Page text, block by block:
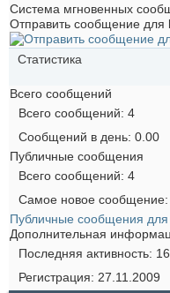
Система мгновенных
Отправить сообщение для
Статистика
Всего сообщений
Всего сообщений 4
Сообщений в день 0.00
Публичные сообщения
Всего сообщений 4
Самое новое сообщение
Публичные сообщения
Дополнительная
Последняя активность
Регистрация
27.11.2009